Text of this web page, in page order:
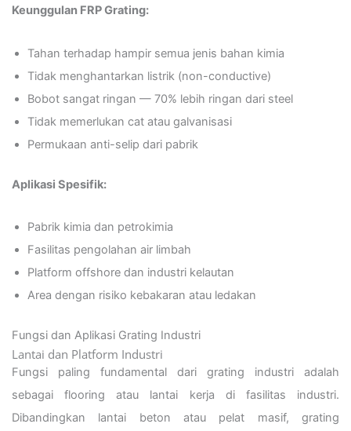
Keunggulan FRP Grating:
Tahan terhadap hampir semua jenis bahan kimia
Tidak menghantarkan listrik (non-conductive)
Bobot sangat ringan — 70% lebih ringan dari steel
Tidak memerlukan cat atau galvanisasi
Permukaan anti-selip dari pabrik
Aplikasi Spesifik:
Pabrik kimia dan petrokimia
Fasilitas pengolahan air limbah
Platform offshore dan industri kelautan
Area dengan risiko kebakaran atau ledakan
Fungsi dan Aplikasi Grating Industri
Lantai dan Platform Industri
Fungsi paling fundamental dari grating industri adalah
sebagai flooring atau lantai kerja di fasilitas industri.
Dibandingkan lantai beton atau pelat masif, grating